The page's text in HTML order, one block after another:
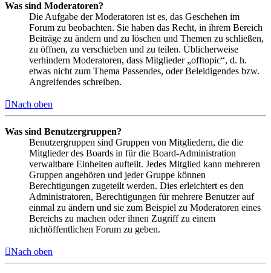
Was sind Moderatoren?
Die Aufgabe der Moderatoren ist es, das Geschehen im
Forum zu beobachten. Sie haben das Recht, in ihrem Bereich
Beiträge zu ändern und zu löschen und Themen zu schließen,
zu öffnen, zu verschieben und zu teilen. Üblicherweise
verhindern Moderatoren, dass Mitglieder „offtopic“, d. h.
etwas nicht zum Thema Passendes, oder Beleidigendes bzw.
Angreifendes schreiben.
Nach oben
Was sind Benutzergruppen?
Benutzergruppen sind Gruppen von Mitgliedern, die die
Mitglieder des Boards in für die Board-Administration
verwaltbare Einheiten aufteilt. Jedes Mitglied kann mehreren
Gruppen angehören und jeder Gruppe können
Berechtigungen zugeteilt werden. Dies erleichtert es den
Administratoren, Berechtigungen für mehrere Benutzer auf
einmal zu ändern und sie zum Beispiel zu Moderatoren eines
Bereichs zu machen oder ihnen Zugriff zu einem
nichtöffentlichen Forum zu geben.
Nach oben